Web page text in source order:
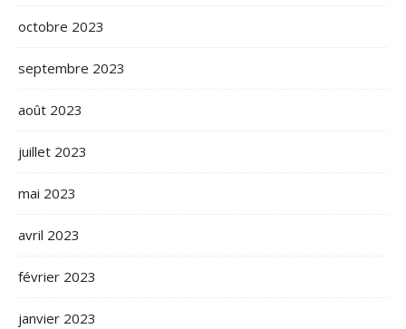
octobre 2023
septembre 2023
août 2023
juillet 2023
mai 2023
avril 2023
février 2023
janvier 2023